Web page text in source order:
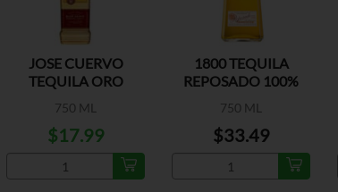
JOSE CUERVO
TEQUILA ORO
750 ML
$17.99
1800 TEQUILA
REPOSADO 100%
750 ML
$33.49